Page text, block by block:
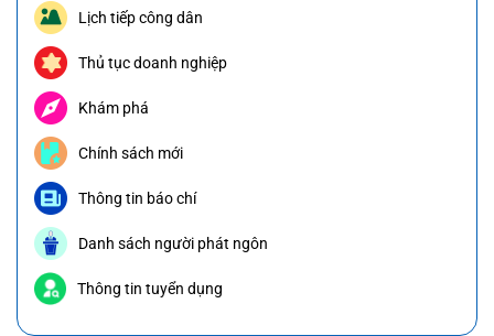
Lịch tiếp công dân
Thủ tục doanh nghiệp
Khám phá
Chính sách mới
Thông tin báo chí
Danh sách người phát ngôn
Thông tin tuyển dụng